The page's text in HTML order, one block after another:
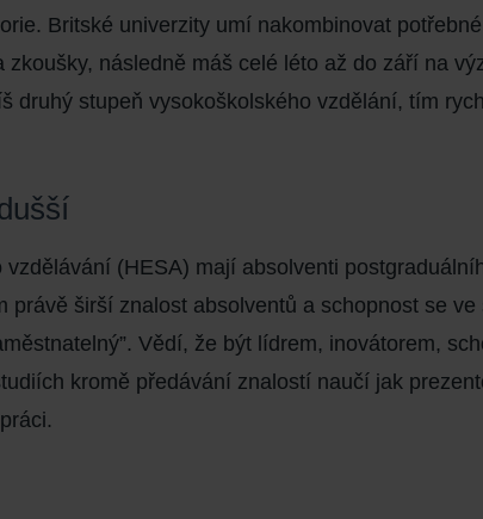
Britské univerzity umí nakombinovat
následně máš celé léto až do září na
druhý stupeň vysokoškolského vzdělání, tím
(HESA) mají absolventi
právě širší znalost absolventů a schopnost se
Vědí, že být lídrem, inovátorem,
kromě předávání znalostí naučí jak